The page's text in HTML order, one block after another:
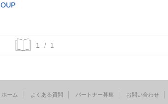
/ 1
ホーム よくある質問 パートナー募集 お問い合わせ